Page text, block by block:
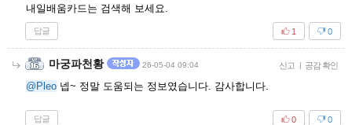
내일배움카드는 검색해 보세요.
답글 0
1
마궁파천황 26-05-04 09:04 신고 | 공감 확인
@Pleo 넵~ 정말 도움되는 정보였습니다. 감사합니다.
답글 0
0